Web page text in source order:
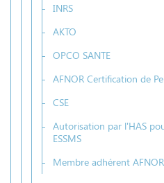
INRS
AKTO
OPCO SANTE
AFNOR Certification de
CSE
Autorisation par l'HAS
ESSMS
Membre adhérent AFNOR